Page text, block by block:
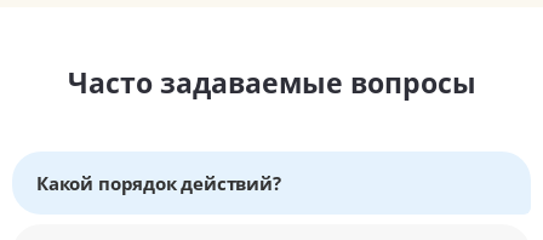
Часто задаваемые вопросы
Какой порядок действий?